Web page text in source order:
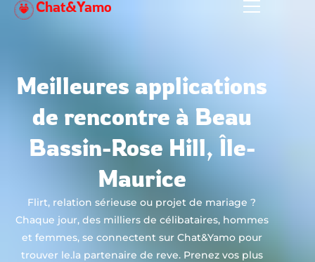
Aller
Chat&Yamo
Meilleures applications
de rencontre à Beau
Bassin-Rose Hill, Île-
Maurice
Flirt, relation sérieuse ou projet de mariage ?
Chaque jour, des milliers de célibataires, hommes
et femmes, se connectent sur Chat&Yamo pour
trouver le.la partenaire de reve. Prenez vos plus